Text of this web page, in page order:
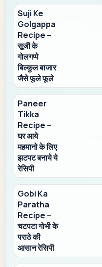
Suji Ke
Golgappa
Recipe –
सूजी के
गोलगप्पे
बिल्कुल बाजार
जैसे फूले फूले
Paneer
Tikka
Recipe –
घर आये
महमानो के लिए
झटपट बनाये ये
रेसिपी
Gobi Ka
Paratha
Recipe –
चटपटा गोभी के
पराठे की
आसान रेसिपी